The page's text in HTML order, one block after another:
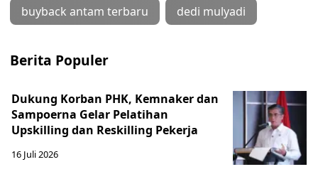
buyback antam terbaru dedi mulyadi
Berita Populer
Dukung Korban PHK, Kemnaker dan
Sampoerna Gelar Pelatihan
Upskilling dan Reskilling Pekerja
16 Juli 2026